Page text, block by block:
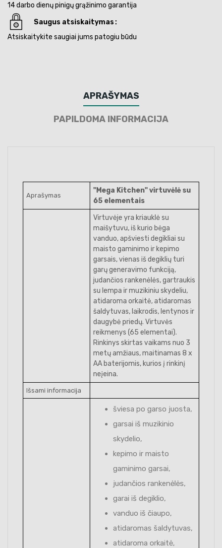
14 darbo dienų pinigų grąžinimo garantija
Saugus atsiskaitymas
Atsiskaitykite saugiai jums patogiu būdu
APRAŠYMAS
PAPILDOMA INFORMACIJA
Aprašymas
"Mega Kitchen" virtuvėlė su
65 elementais
Virtuvėje yra kriauklė su
maišytuvu, iš kurio bėga
vanduo, apšviesti degikliai su
maisto gaminimo ir kepimo
garsais, vienas iš degiklių turi
garų generavimo funkciją,
judančios rankenėlės, gartraukis
su lempa ir muzikiniu skydeliu,
atidaroma orkaitė, atidaromas
šaldytuvas, laikrodis, lentynos ir
daugybė priedų. Virtuvės
reikmenys (65 elementai).
Rinkinys skirtas vaikams nuo 3
metų amžiaus, maitinamas 8 x
AA baterijomis, kurios į rinkinį
neįeina.
Išsami informacija
šviesa po garso juosta,
garsai iš muzikinio
skydelio,
kepimo ir maisto
gaminimo garsai,
judančios rankenėlės,
garai iš degiklio,
vanduo iš čiaupo,
atidaromas šaldytuvas,
atidaroma orkaitė,